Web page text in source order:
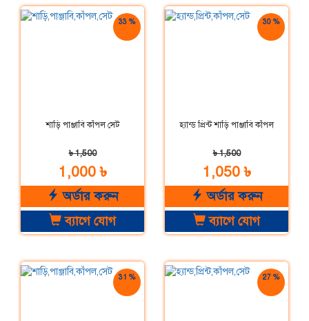
33 %
শাড়ি পাঞ্জাবি কাঁপল সেট
৳ 1,500
1,000 ৳
অর্ডার করুন
ব্যাগে যোগ
30 %
হ্যান্ড প্রিন্ট শাড়ি পাঞ্জাবি কাঁপল
৳ 1,500
1,050 ৳
অর্ডার করুন
ব্যাগে যোগ
31 %
27 %